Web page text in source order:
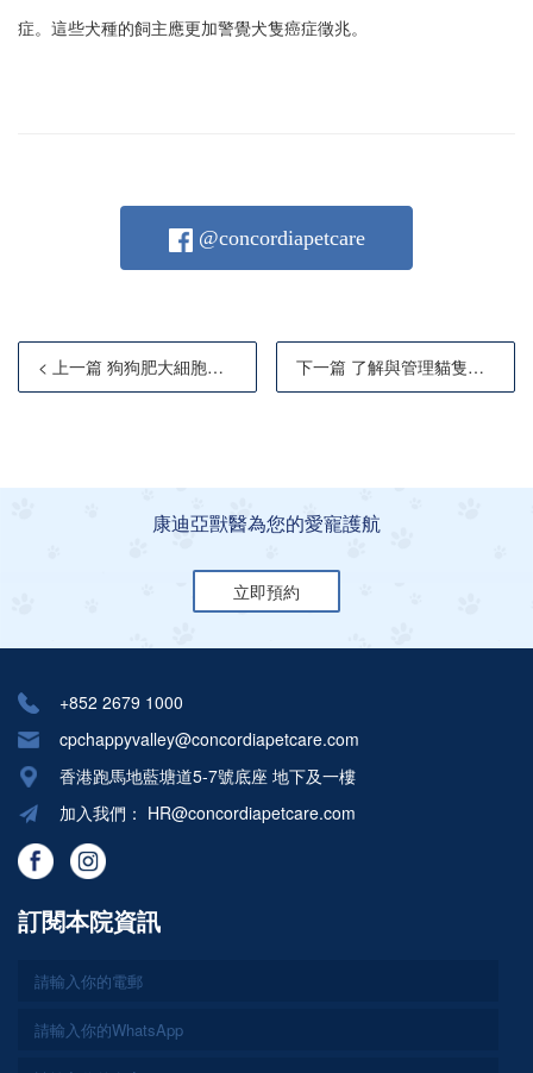
症。這些犬種的飼主應更加警覺犬隻癌症徵兆。
@concordiapetcare
< 上一篇 狗狗肥大細胞瘤：成因、症狀與治療 下一篇 了解與管理貓隻腎臟疾病
康迪亞獸醫為您的愛寵護航
立即預約
+852 2679 1000
cpchappyvalley@concordiapetcare.com
香港跑馬地藍塘道5-7號底座 地下及一樓
加入我們： HR@concordiapetcare.com
訂閱本院資訊